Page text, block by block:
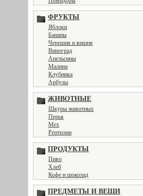
ФРУКТЫ
Яблоки
Бананы
Черешня и вишня
Виноград
Апельсины
Малина
Клубника
Арбузы
ЖИВОТНЫЕ
Шкуры животных
Перья
Мех
Рептилии
ПРОДУКТЫ
Пиво
Хлеб
Кофе и шоколад
ПРЕДМЕТЫ И ВЕЩИ